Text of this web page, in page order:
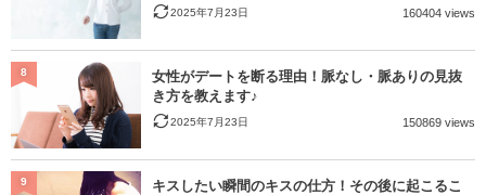
2025年7月23日 160404 views
女性がデートを断る理由！脈なし・脈ありの見抜
き方を教えます♪
2025年7月23日 150869 views
8
キスしたい瞬間のキスの仕方！その後に起こるこ
9